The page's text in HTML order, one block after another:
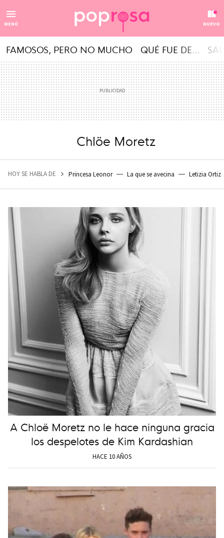
MENÚ NUEVO
FAMOSOS, PERO NO MUCHO QUÉ FUE DE...
Chlöe Moretz
HOY SE HABLA DE Princesa Leonor La que se avecina Letizia Ortiz
A Chloë Moretz no le hace ninguna gracia
los despelotes de Kim Kardashian
HACE 10 AÑOS